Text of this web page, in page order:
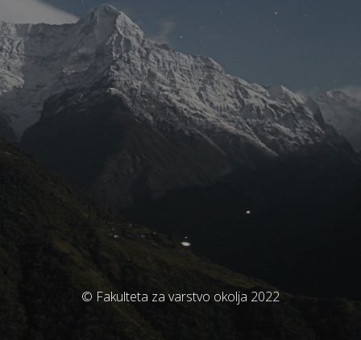
© Fakulteta za varstvo okolja 2022